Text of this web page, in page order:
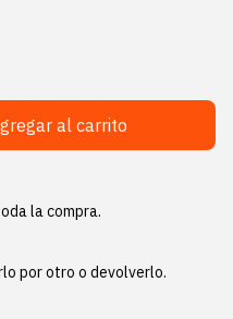
la compra.
por otro o devolverlo.